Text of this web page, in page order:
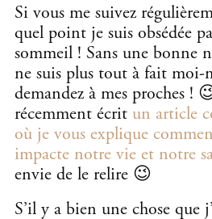
Si vous me suivez
quel point je suis obsédée
sommeil ! Sans une bonne
ne suis plus tout à fait moi-
demandez à mes proches !
récemment écrit un article
où je vous explique
impacte notre vie et notre
envie de le relire 😉
S’il y a bien une chose que